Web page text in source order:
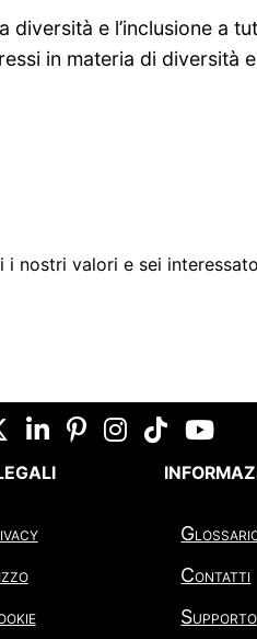
e l’inclusione a
in materia di diversità
nostri valori e sei
Contatti
Supporto